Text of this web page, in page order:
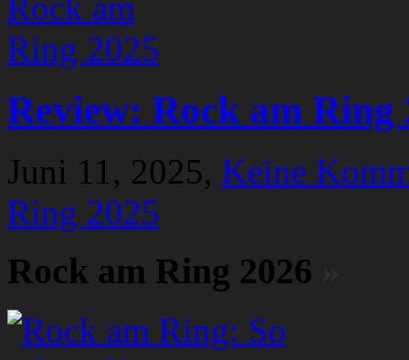
Review: Rock am Ring
Juni 11, 2025, Keine
Ring 2025
Rock am Ring 2026